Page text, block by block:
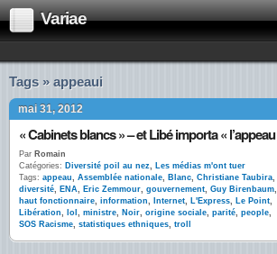
Variae
Tags » appeaui
mai 31, 2012
Par Romain
Catégories: Diversité poil au nez, Les médias m'ont tuer
Tags: appeau, Assemblée nationale, Blanc, Christiane Taubira,
diversité, ENA, Eric Zemmour, gouvernement, Guy Birenbaum,
haut fonctionnaire, information, Internet, L'Express, Le Point,
Libération, lol , ministre, Noir, origine sociale, parité, people,
SOS Racisme, statistiques ethniques, troll